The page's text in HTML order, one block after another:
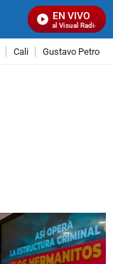
EN VIVO
Señal Visual Radio
Cali Gustavo Petro